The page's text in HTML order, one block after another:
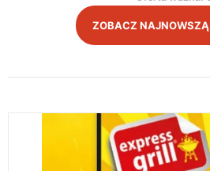
ZOBACZ